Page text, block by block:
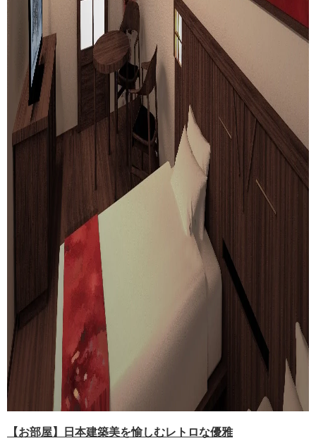
【お部屋】日本建築美を愉しむレトロな優雅